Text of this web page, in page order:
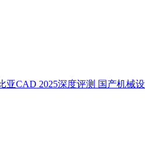
亚CAD 2025深度评测 国产机械